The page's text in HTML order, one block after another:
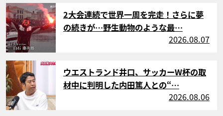
サムネイル
2大会連続で世界一周を完走！さらに夢
の続きが…野生動物のような最…
2026.08.07
サムネイル
ウエストランド井口、サッカーW杯の取
材中に判明した内田篤人との“…
2026.08.06